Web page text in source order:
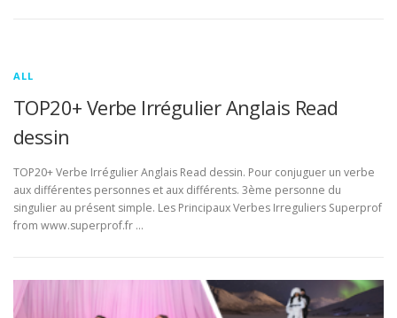
ALL
TOP20+ Verbe Irrégulier Anglais Read
dessin
TOP20+ Verbe Irrégulier Anglais Read dessin. Pour conjuguer un verbe
aux différentes personnes et aux différents. 3ème personne du
singulier au présent simple. Les Principaux Verbes Irreguliers Superprof
from www.superprof.fr …